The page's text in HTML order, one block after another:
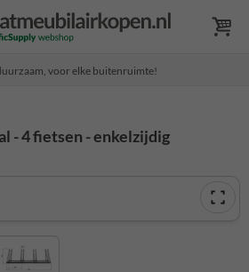
voor elke buitenruimte!
- 4 fietsen - enkelzijdig